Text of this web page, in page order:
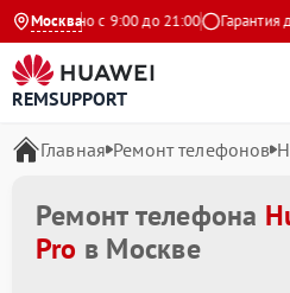
Москвас 9:00 до 21:00 Гарантия до 1
REMSUPPORT
Главная Ремонт телефонов
Ремонт телефона
Pro в Москве